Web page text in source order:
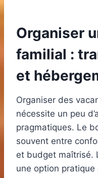
Organiser
familial :
et
Organiser des
nécessite un peu
pragmatiques. Le
souvent entre
et budget maîtrisé.
une option